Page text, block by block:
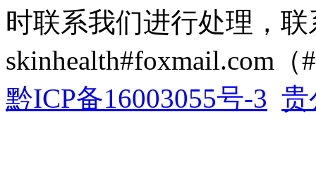
时联系我们进行处理，
skinhealth#foxmail.com（
黔ICP备16003055号-3 贵